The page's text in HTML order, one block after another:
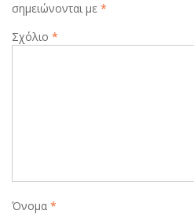
σημειώνονται με *
Σχόλιο *
Όνομα *